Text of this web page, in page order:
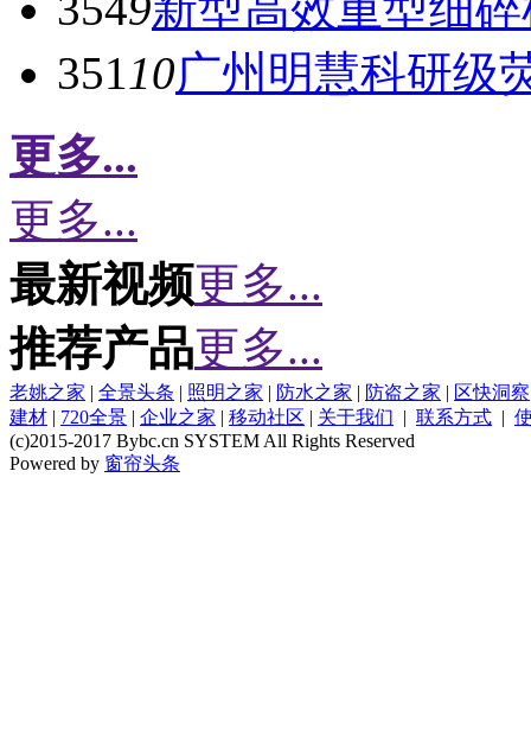
35110广州明慧科研级
更多...
更多...
最新视频更多...
推荐产品更多...
老姚之家 | 全景头条 | 照明之家 | 防水之家 | 防盗之家 | 区快洞察
建材 | 720全景 | 企业之家 | 移动社区 | 关于我们 | 联系方式 |
(c)2015-2017 Bybc.cn SYSTEM All Rights Reserved
Powered by 窗帘头条